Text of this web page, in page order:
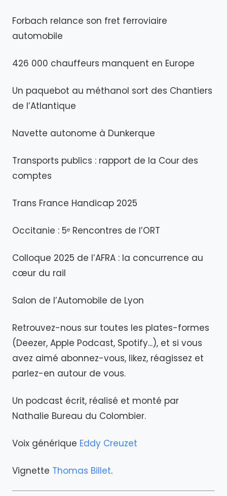
Forbach relance son fret ferroviaire
automobile
426 000 chauffeurs manquent en Europe
Un paquebot au méthanol sort des Chantiers
de l’Atlantique
Navette autonome à Dunkerque
Transports publics : rapport de la Cour des
comptes
Trans France Handicap 2025
Occitanie : 5ᵉ Rencontres de l’ORT
Colloque 2025 de l’AFRA : la concurrence au
cœur du rail
Salon de l’Automobile de Lyon
Retrouvez-nous sur toutes les plates-formes
(Deezer, Apple Podcast, Spotify...), et si vous
avez aimé abonnez-vous, likez, réagissez et
parlez-en autour de vous.
Un podcast écrit, réalisé et monté par
Nathalie Bureau du Colombier.
Voix générique Eddy Creuzet
Vignette Thomas Billet.